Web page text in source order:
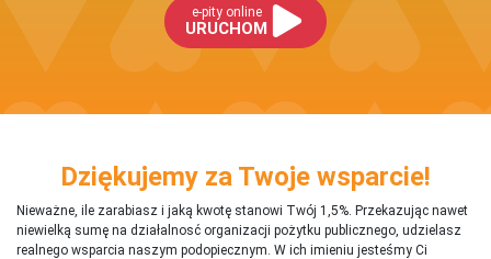
e-pity online
URUCHOM
Dziękujemy za Twoje wsparcie!
Nieważne, ile zarabiasz i jaką kwotę stanowi Twój 1,5%. Przekazując nawet
niewielką sumę na działalnosć organizacji pożytku publicznego, udzielasz
realnego wsparcia naszym podopiecznym. W ich imieniu jesteśmy Ci